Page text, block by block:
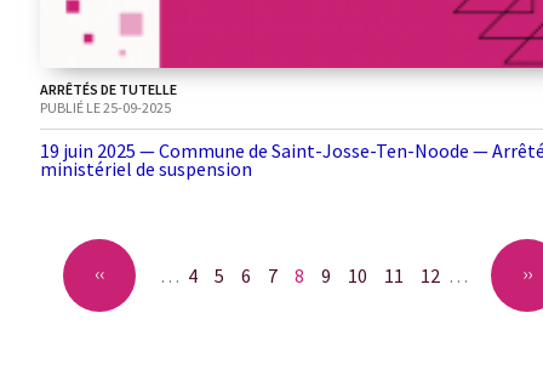
ARRÊTÉS DE TUTELLE
PUBLIÉ LE 25-09-2025
19 juin 2025 — Commune de Saint-Josse-Ten-Noode —
ministériel de suspension
Pagination
Page
‹‹ … Page
4 Page
5 Page
6 Page
7
Page
8 Page
9 Page
10 Page
11 Page
12 … ››